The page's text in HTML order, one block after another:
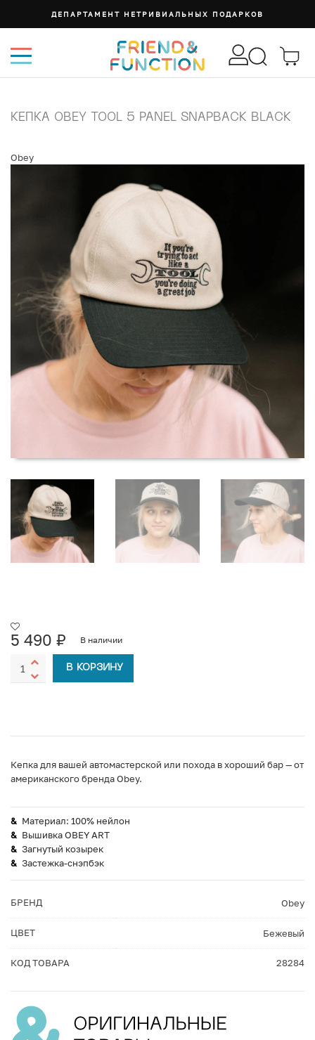
ДЕПАРТАМЕНТ НЕТРИВИАЛЬНЫХ ПОДАРКОВ
КЕПКА OBEY TOOL 5 PANEL SNAPBACK BLACK
Obey
5 490 ₽ В наличии
В КОРЗИНУ
Кепка для вашей автомастерской или похода в хороший бар — от
американского бренда Obey.
Материал: 100% нейлон
Вышивка OBEY ART
Загнутый козырек
Застежка-снэпбэк
БРЕНД Obey
ЦВЕТ Бежевый
КОД ТОВАРА 28284